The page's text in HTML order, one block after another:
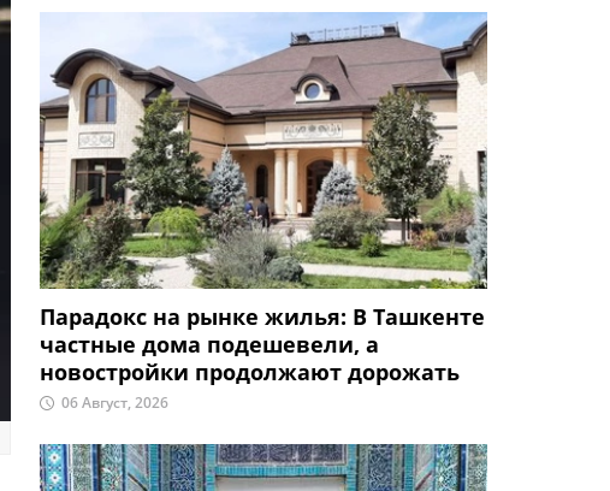
Парадокс на рынке жилья: В Ташкенте
частные дома подешевели, а
новостройки продолжают дорожать
06 Август, 2026